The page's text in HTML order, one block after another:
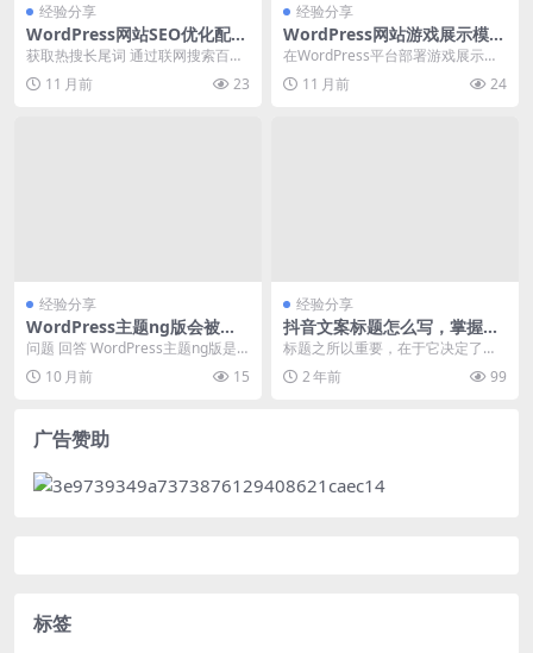
经验分享
WordPress网站SEO优化配置
教程及常见问题解决方法
获取热搜长尾词 通过联网搜索百度
热搜、谷歌热搜、知乎热搜、CSD
N、知乎等全网媒...
11 月前 23
经验分享
WordPress网站游戏展示模板
配置与故障排查指南
在WordPress平台部署游戏展示模
板时，开发者常遇到模板冲突、加
载缓慢、功能...
11 月前 24
经验分享
WordPress主题ng版会被告
吗
问题 回答 WordPress主题ng版是
什么？ WordPress主题ng版通...
10 月前 15
经验分享
抖音文案标题怎么写，掌握这
9大“绝招”你也能瞬间勾住人
标题之所以重要，在于它决定了，
用户因为什么而被吸引并点开视
频，以及看完视频之后是...
2 年前 99
广告赞助
标签